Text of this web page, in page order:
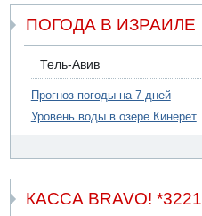
07.08.2026 19:14
Скончался водитель,
Иерусалиме
07.08.2026 17:57
Подозреваемый в
Дахан
07.08.2026 17:55
коррупционных
ПОГОДА В ИЗРАИЛЕ
Тель-Авив
Прогноз погоды на 7 дней
Уровень воды в озере Кинерет
КАССА BRAVO! *3221